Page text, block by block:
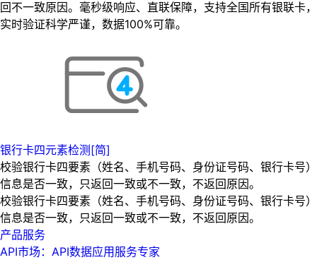
回不一致原因。毫秒级响应、直联保障，支持全国所有银联卡，
实时验证科学严谨，数据100%可靠。
银行卡四元素检测[简]
校验银行卡四要素（姓名、手机号码、身份证号码、银行卡号）
信息是否一致，只返回一致或不一致，不返回原因。
校验银行卡四要素（姓名、手机号码、身份证号码、银行卡号）
信息是否一致，只返回一致或不一致，不返回原因。
产品服务
API市场：API数据应用服务专家